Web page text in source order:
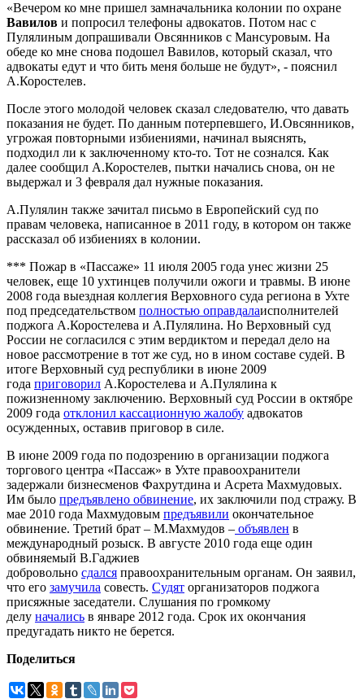
«Вечером ко мне пришел замначальника колонии по охране
Вавилов и попросил телефоны адвокатов. Потом нас с
Пулялиным допрашивали Овсянников с Мансуровым. На
обеде ко мне снова подошел Вавилов, который сказал, что
адвокаты едут и что бить меня больше не будут», - пояснил
А.Коростелев.
После этого молодой человек сказал следователю, что давать
показания не будет. По данным потерпевшего, И.Овсянников,
угрожая повторными избиениями, начинал выяснять,
подходил ли к заключенному кто-то. Тот не сознался. Как
далее сообщил А.Коростелев, пытки начались снова, он не
выдержал и 3 февраля дал нужные показания.
А.Пулялин также зачитал письмо в Европейский суд по
правам человека, написанное в 2011 году, в котором он также
рассказал об избиениях в колонии.
*** Пожар в «Пассаже» 11 июля 2005 года унес жизни 25
человек, еще 10 ухтинцев получили ожоги и травмы. В июне
2008 года выездная коллегия Верховного суда региона в Ухте
под председательством полностью оправдалаисполнителей
поджога А.Коростелева и А.Пулялина. Но Верховный суд
России не согласился с этим вердиктом и передал дело на
новое рассмотрение в тот же суд, но в ином составе судей. В
итоге Верховный суд республики в июне 2009
года приговорил А.Коростелева и А.Пулялина к
пожизненному заключению. Верховный суд России в октябре
2009 года отклонил кассационную жалобу адвокатов
осужденных, оставив приговор в силе.
В июне 2009 года по подозрению в организации поджога
торгового центра «Пассаж» в Ухте правоохранители
задержали бизнесменов Фахрутдина и Асрета Махмудовых.
Им было предъявлено обвинение, их заключили под стражу. В
мае 2010 года Махмудовым предъявили окончательное
обвинение. Третий брат – М.Махмудов – объявлен в
международный розыск. В августе 2010 года еще один
обвиняемый В.Гаджиев
добровольно сдался правоохранительным органам. Он заявил,
что его замучила совесть. Судят организаторов поджога
присяжные заседатели. Слушания по громкому
делу начались в январе 2012 года. Срок их окончания
предугадать никто не берется.
Поделиться